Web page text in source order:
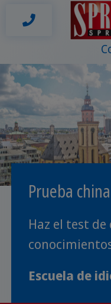
Prueba china
Haz el test
Escuela de